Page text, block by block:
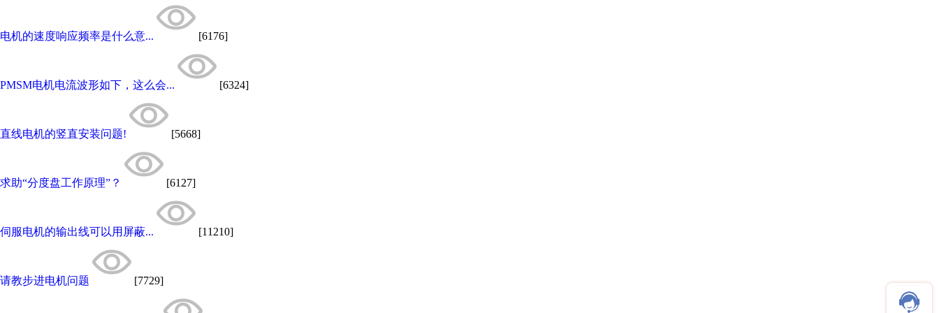
电机的速度响应频率是什么意... [6176]
PMSM电机电流波形如下，这么会... [6324]
直线电机的竖直安装问题! [5668]
求助“分度盘工作原理”？ [6127]
伺服电机的输出线可以用屏蔽... [11210]
请教步进电机问题 [7729]